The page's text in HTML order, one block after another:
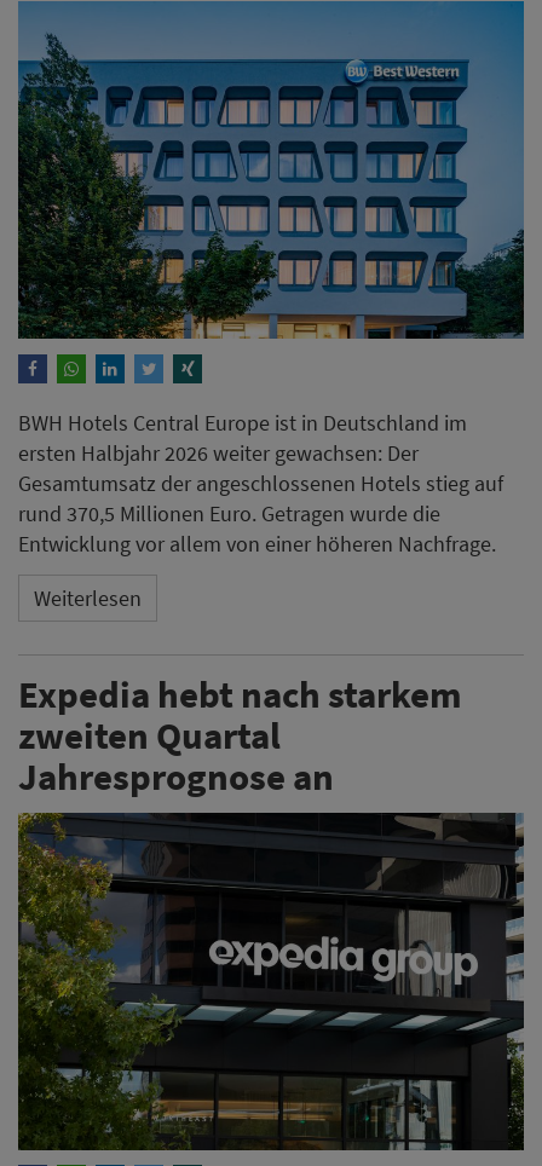
BWH Hotels Central Europe ist in Deutschland im
ersten Halbjahr 2026 weiter gewachsen: Der
Gesamtumsatz der angeschlossenen Hotels stieg auf
rund 370,5 Millionen Euro. Getragen wurde die
Entwicklung vor allem von einer höheren Nachfrage.
Weiterlesen
Expedia hebt nach starkem
zweiten Quartal
Jahresprognose an